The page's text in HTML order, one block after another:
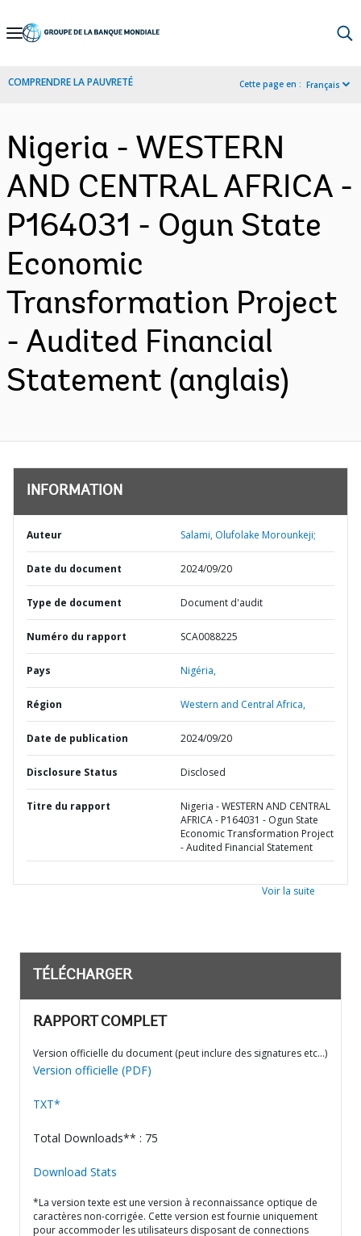
Skip
Navigation
COMPRENDRE LA PAUVRETÉ Cette page en : Français
Nigeria - WESTERN
AND CENTRAL AFRICA -
P164031 - Ogun State
Economic
Transformation Project
- Audited Financial
Statement (anglais)
INFORMATION
Auteur Salami, Olufolake Morounkeji;
Date du document 2024/09/20
Type de document Document d'audit
Numéro du rapport SCA0088225
Pays Nigéria,
Région Western and Central Africa,
Date de publication 2024/09/20
Disclosure Status Disclosed
Titre du rapport
Nigeria - WESTERN AND CENTRAL
AFRICA - P164031 - Ogun State
Economic Transformation Project
- Audited Financial Statement
Voir la suite
TÉLÉCHARGER
RAPPORT COMPLET
Version officielle du document (peut inclure des signatures etc…)
Version officielle (PDF)
TXT*
Total Downloads** : 75
Download Stats
*La version texte est une version à reconnaissance optique de
caractères non-corrigée. Cette version est fournie uniquement
pour accommoder les utilisateurs disposant de connections